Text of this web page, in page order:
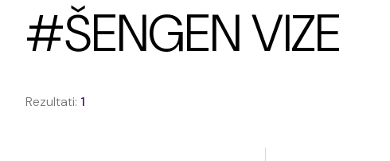
#ŠENGEN VIZE
Rezultati: 1